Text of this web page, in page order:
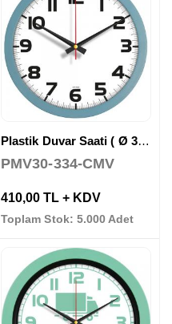
Plastik Duvar Saati ( Ø 35 cm )
PMV30-334-CMV
410,00 TL + KDV
Toplam Stok: 5.000 Adet